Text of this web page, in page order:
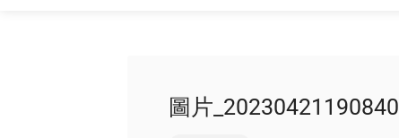
圖片_20230421190840